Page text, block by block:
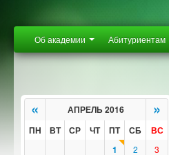
Об академии Абитуриентам
« АПРЕЛЬ 2016 »
ПН ВТ СР ЧТ ПТ СБ
ВС
1
2
3